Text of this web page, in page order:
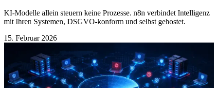
KI-Modelle allein steuern keine Prozesse. n8n verbindet Intelligenz
mit Ihren Systemen, DSGVO-konform und selbst gehostet.
15. Februar 2026